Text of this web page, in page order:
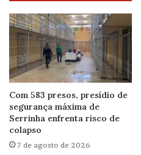
Com 583 presos, presídio de
segurança máxima de
Serrinha enfrenta risco de
colapso
7 de agosto de 2026